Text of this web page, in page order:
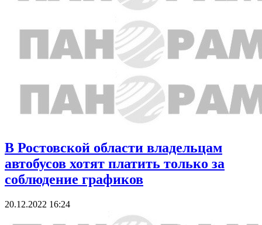
В Ростовской области владельцам
автобусов хотят платить только за
соблюдение графиков
20.12.2022 16:24